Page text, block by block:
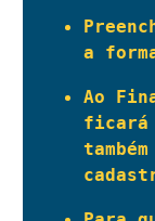
a
Ao
ficará